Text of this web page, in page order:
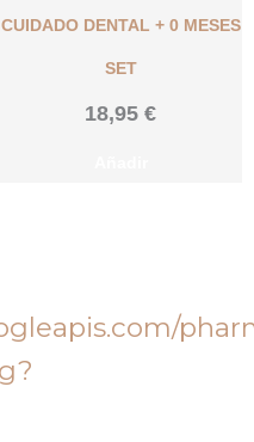
CUIDADO DENTAL + 0 MESES
SET
18,95 €